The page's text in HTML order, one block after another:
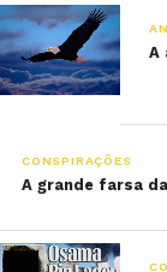
A
CONSPIRAÇÕES
A grande farsa